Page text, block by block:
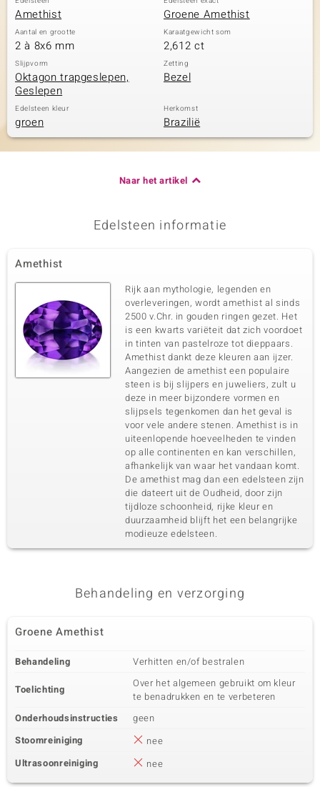
Amethist Groene Amethist
Aantal en grootte
2 à 8x6 mm
Karaatgewicht som
2,612 ct
Slijpvorm
Oktagon trapgeslepen,
Geslepen
Zetting
Bezel
Edelsteen kleur
groen
Herkomst
Brazilië
Naar het artikel
Edelsteen informatie
Amethist
Rijk aan mythologie, legenden en
overleveringen, wordt amethist al sinds
2500 v.Chr. in gouden ringen gezet. Het
is een kwarts variëteit dat zich voordoet
in tinten van pastelroze tot dieppaars.
Amethist dankt deze kleuren aan ijzer.
Aangezien de amethist een populaire
steen is bij slijpers en juweliers, zult u
deze in meer bijzondere vormen en
slijpsels tegenkomen dan het geval is
voor vele andere stenen. Amethist is in
uiteenlopende hoeveelheden te vinden
op alle continenten en kan verschillen,
afhankelijk van waar het vandaan komt.
De amethist mag dan een edelsteen zijn
die dateert uit de Oudheid, door zijn
tijdloze schoonheid, rijke kleur en
duurzaamheid blijft het een belangrijke
modieuze edelsteen.
Behandeling en verzorging
Groene Amethist
Behandeling Verhitten en/of bestralen
Toelichting
Over het algemeen gebruikt om kleur
te benadrukken en te verbeteren
Onderhoudsinstructies
geen
Stoomreiniging
nee
Ultrasoonreiniging
nee